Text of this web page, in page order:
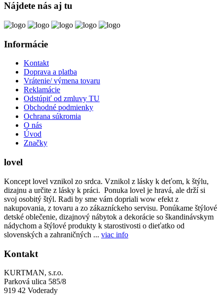
Nájdete nás aj tu
Informácie
Kontakt
Doprava a platba
Vrátenie/ výmena tovaru
Reklamácie
Odstúpiť od zmluvy TU
Obchodné podmienky
Ochrana súkromia
O nás
Úvod
Značky
lovel
Koncept lovel vznikol zo srdca. Vznikol z lásky k deťom, k štýlu,
dizajnu a určite z lásky k práci. Ponuka lovel je hravá, ale drží si
svoj osobitý štýl. Radi by sme vám dopriali wow efekt z
nakupovania, z tovaru a zo zákazníckeho servisu. Ponúkame štýlové
detské oblečenie, dizajnový nábytok a dekorácie so škandinávskym
nádychom a štýlové produkty k starostivosti o dieťatko od
slovenských a zahraničných ... viac info
Kontakt
KURTMAN, s.r.o.
Parková ulica 585/8
919 42 Voderady